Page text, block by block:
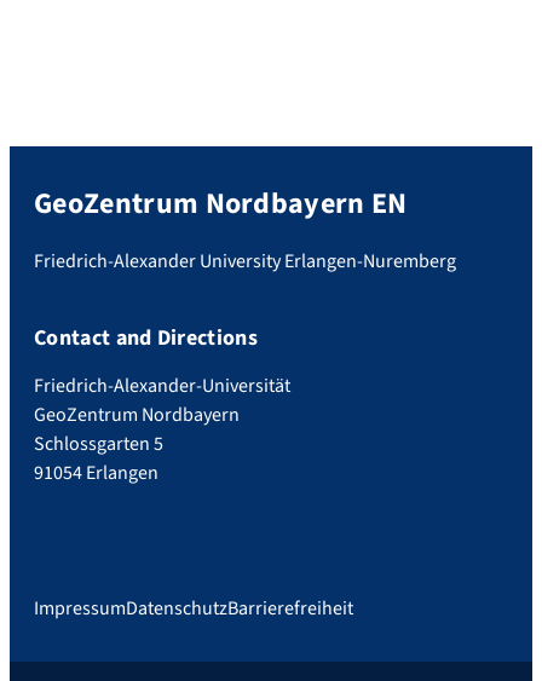
GeoZentrum Nordbayern EN
Friedrich-Alexander University Erlangen-Nuremberg
Contact and Directions
Friedrich-Alexander-Universität
GeoZentrum Nordbayern
Schlossgarten 5
91054 Erlangen
ImpressumDatenschutzBarrierefreiheit